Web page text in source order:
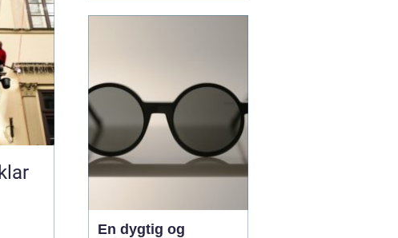
tunge at være i. I en by
som Odense, hv...
En dygtig og